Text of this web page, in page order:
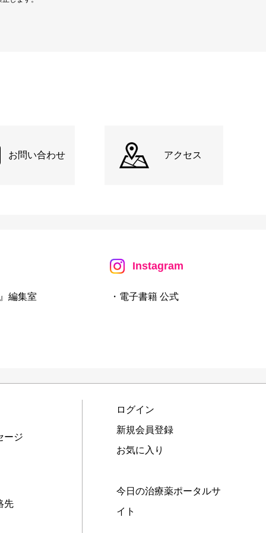
お問い合わせ アクセス
編集室
Instagram
・電子書籍 公式
ージ
先
ログイン
新規会員登録
お気に入り
今日の治療薬ポータルサ
イト